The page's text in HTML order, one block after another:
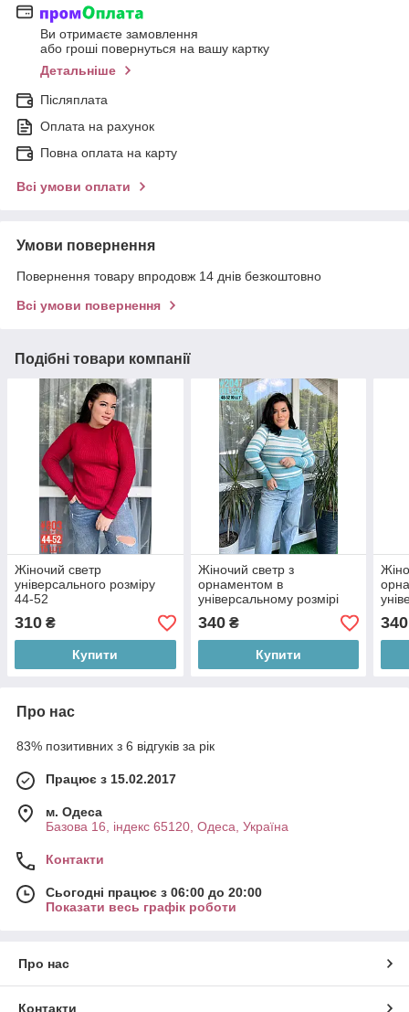
Ви отримаєте замовлення
або гроші повернуться на вашу картку
Детальніше
Післяплата
Оплата на рахунок
Повна оплата на карту
Всі умови оплати
Умови повернення
Повернення товару впродовж 14 днів безкоштовно
Всі умови повернення
Подібні товари компанії
Жіночий светр
універсального розміру
44-52
310 ₴
Купити
Жіночий светр з
орнаментом в
універсальному розмірі
46-52
340₴
Купити
46-
340
Про нас
83% позитивних з 6 відгуків за рік
Працює з 15.02.2017
м. Одеса
Базова 16, індекс 65120, Одеса, Україна
Контакти
Сьогодні працює з 06:00 до 20:00
Показати весь графік роботи
Про нас
Контакти